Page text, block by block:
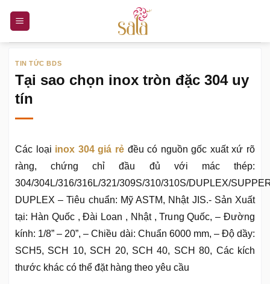
nội
TIN TỨC BDS
Tại sao chọn inox tròn đặc 304 uy
tín
Các loại inox 304 giá rẻđều có nguồn gốc xuất xứ rõ
ràng, chứng chỉ đầu đủ với mác thép:
304/304L/316/316L/321/309S/310/310S/DUPLEX/
DUPLEX – Tiêu chuẩn: Mỹ ASTM, Nhật JIS.- Sản Xuất
tại: Hàn Quốc , Đài Loan , Nhật , Trung Quốc, – Đường
kính: 1/8” – 20”, – Chiều dài: Chuẩn 6000 mm, – Độ dầy:
SCH5, SCH 10, SCH 20, SCH 40, SCH 80, Các kích
thước khác có thể đặt hàng theo yêu cầu